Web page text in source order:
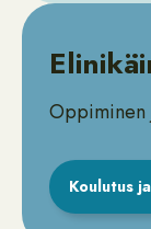
Oppiminen
Koulutus